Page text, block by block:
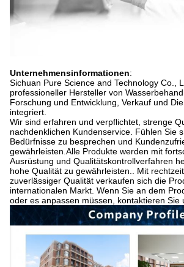
Unternehmensinformationen:
Sichuan Pure Science and Technology Co.,
professioneller Hersteller von
Forschung und Entwicklung, Verkauf und
integriert.
Wir sind erfahren und verpflichtet, strenge
nachdenklichen Kundenservice. Fühlen Sie
Bedürfnisse zu besprechen und
gewährleisten.Alle Produkte werden mit
Ausrüstung und Qualitätskontrollverfahren
hohe Qualität zu gewährleisten.. Mit
zuverlässiger Qualität verkaufen sich die
internationalen Markt. Wenn Sie an dem
oder es anpassen müssen, kontaktieren Sie